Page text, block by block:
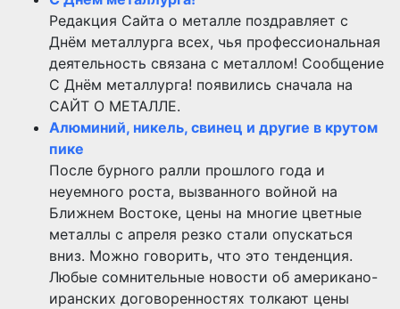
Редакция Сайта о металле поздравляет с
Днём металлурга всех, чья профессиональная
деятельность связана с металлом! Сообщение
С Днём металлурга! появились сначала на
САЙТ О МЕТАЛЛЕ.
Алюминий, никель, свинец и другие в крутом
пике
После бурного ралли прошлого года и
неуемного роста, вызванного войной на
Ближнем Востоке, цены на многие цветные
металлы с апреля резко стали опускаться
вниз. Можно говорить, что это тенденция.
Любые сомнительные новости об американо-
иранских договоренностях толкают цены